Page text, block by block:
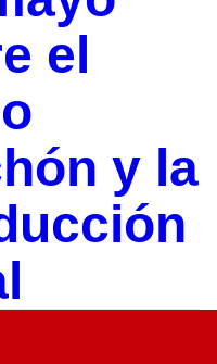
el
y la